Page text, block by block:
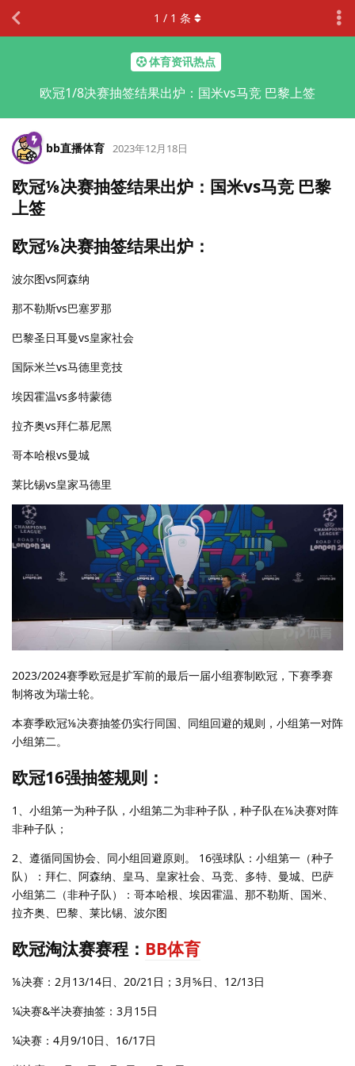
体育资讯热点
欧冠1/8决赛抽签结果出炉：国米vs马竞 巴黎上签
1 / 1 条
bb直播体育 2023年12月18日
欧冠⅛决赛抽签结果出炉：国米vs马竞 巴黎
上签
欧冠⅛决赛抽签结果出炉：
波尔图vs阿森纳
那不勒斯vs巴塞罗那
巴黎圣日耳曼vs皇家社会
国际米兰vs马德里竞技
埃因霍温vs多特蒙德
拉齐奥vs拜仁慕尼黑
哥本哈根vs曼城
莱比锡vs皇家马德里
2023/2024赛季欧冠是扩军前的最后一届小组赛制欧冠，下赛季赛
制将改为瑞士轮。
本赛季欧冠⅛决赛抽签仍实行同国、同组回避的规则，小组第一对阵
小组第二。
欧冠16强抽签规则：
1、小组第一为种子队，小组第二为非种子队，种子队在⅛决赛对阵
非种子队；
2、遵循同国协会、同小组回避原则。 16强球队：小组第一（种子
队）：拜仁、阿森纳、皇马、皇家社会、马竞、多特、曼城、巴萨
小组第二（非种子队）：哥本哈根、埃因霍温、那不勒斯、国米、
拉齐奥、巴黎、莱比锡、波尔图
欧冠淘汰赛赛程： BB体育
⅛决赛：2月13/14日、20/21日；3月⅚日、12/13日
¼决赛&半决赛抽签：3月15日
¼决赛：4月9/10日、16/17日